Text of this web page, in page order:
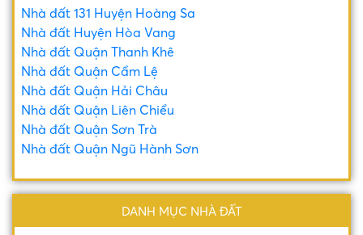
Nhà đất 131 Huyện Hoàng Sa
Nhà đất Huyện Hòa Vang
Nhà đất Quận Thanh Khê
Nhà đất Quận Cẩm Lệ
Nhà đất Quận Hải Châu
Nhà đất Quận Liên Chiểu
Nhà đất Quận Sơn Trà
Nhà đất Quận Ngũ Hành Sơn
DANH MỤC NHÀ ĐẤT